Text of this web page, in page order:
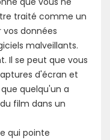
traité comme un
données
malveillants.
Il se peut que vous
d'écran et
quelqu'un a
film dans un
qui pointe